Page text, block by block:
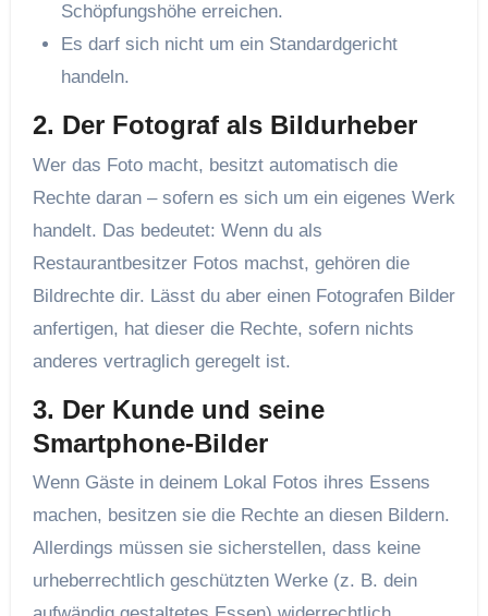
Schöpfungshöhe erreichen.
Es darf sich nicht um ein Standardgericht
handeln.
2. Der Fotograf als Bildurheber
Wer das Foto macht, besitzt automatisch die
Rechte daran – sofern es sich um ein eigenes Werk
handelt. Das bedeutet: Wenn du als
Restaurantbesitzer Fotos machst, gehören die
Bildrechte dir. Lässt du aber einen Fotografen Bilder
anfertigen, hat dieser die Rechte, sofern nichts
anderes vertraglich geregelt ist.
3. Der Kunde und seine
Smartphone-Bilder
Wenn Gäste in deinem Lokal Fotos ihres Essens
machen, besitzen sie die Rechte an diesen Bildern.
Allerdings müssen sie sicherstellen, dass keine
urheberrechtlich geschützten Werke (z. B. dein